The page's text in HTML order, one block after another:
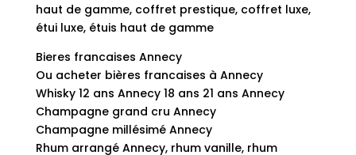
haut de gamme, coffret prestique, coffret luxe,
étui luxe, étuis haut de gamme
Bieres francaises Annecy
Ou acheter bières francaises à Annecy
Whisky 12 ans Annecy 18 ans 21 ans Annecy
Champagne grand cru Annecy
Champagne millésimé Annecy
Rhum arrangé Annecy, rhum vanille, rhum